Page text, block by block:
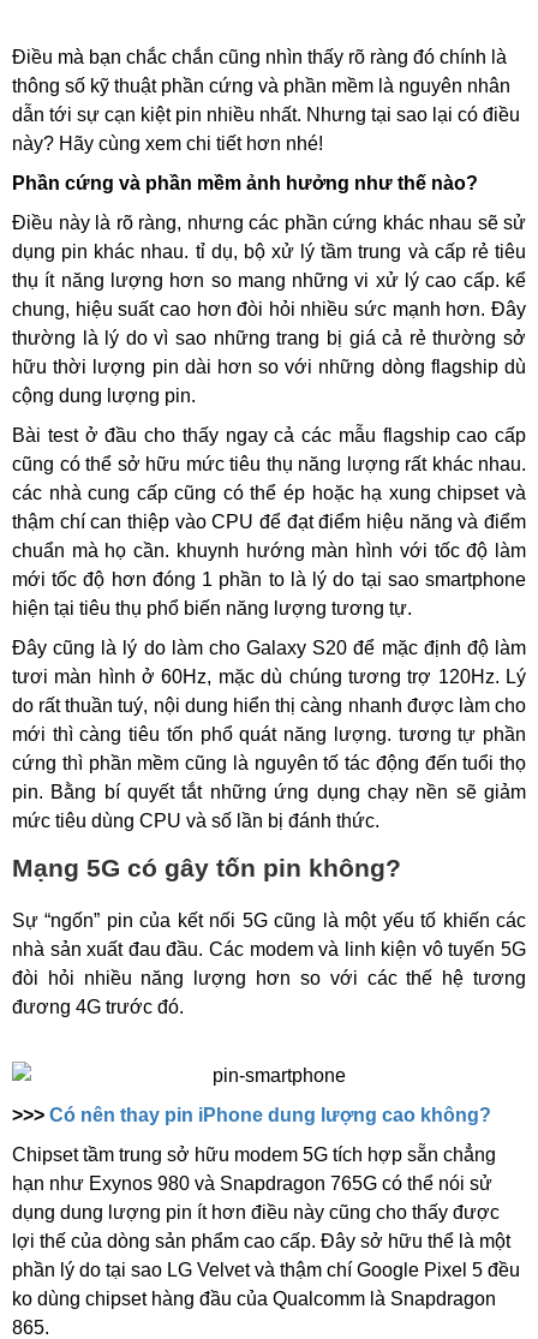
Điều mà bạn chắc chắn cũng nhìn thấy rõ ràng đó chính là
thông số kỹ thuật phần cứng và phần mềm là nguyên nhân
dẫn tới sự cạn kiệt pin nhiều nhất. Nhưng tại sao lại có điều
này? Hãy cùng xem chi tiết hơn nhé!
Phần cứng và phần mềm ảnh hưởng như thế nào?
Điều này là rõ ràng, nhưng các phần cứng khác nhau sẽ sử
dụng pin khác nhau. tỉ dụ, bộ xử lý tầm trung và cấp rẻ tiêu
thụ ít năng lượng hơn so mang những vi xử lý cao cấp. kể
chung, hiệu suất cao hơn đòi hỏi nhiều sức mạnh hơn. Đây
thường là lý do vì sao những trang bị giá cả rẻ thường sở
hữu thời lượng pin dài hơn so với những dòng flagship dù
cộng dung lượng pin.
Bài test ở đầu cho thấy ngay cả các mẫu flagship cao cấp
cũng có thể sở hữu mức tiêu thụ năng lượng rất khác nhau.
các nhà cung cấp cũng có thể ép hoặc hạ xung chipset và
thậm chí can thiệp vào CPU để đạt điểm hiệu năng và điểm
chuẩn mà họ cần. khuynh hướng màn hình với tốc độ làm
mới tốc độ hơn đóng 1 phần to là lý do tại sao smartphone
hiện tại tiêu thụ phổ biến năng lượng tương tự.
Đây cũng là lý do làm cho Galaxy S20 để mặc định độ làm
tươi màn hình ở 60Hz, mặc dù chúng tương trợ 120Hz. Lý
do rất thuần tuý, nội dung hiển thị càng nhanh được làm cho
mới thì càng tiêu tốn phổ quát năng lượng. tương tự phần
cứng thì phần mềm cũng là nguyên tố tác động đến tuổi thọ
pin. Bằng bí quyết tắt những ứng dụng chạy nền sẽ giảm
mức tiêu dùng CPU và số lần bị đánh thức.
Mạng 5G có gây tốn pin không?
Sự “ngốn” pin của kết nối 5G cũng là một yếu tố khiến các
nhà sản xuất đau đầu. Các modem và linh kiện vô tuyến 5G
đòi hỏi nhiều năng lượng hơn so với các thế hệ tương
đương 4G trước đó.
>>> Có nên thay pin iPhone dung lượng cao không?
Chipset tầm trung sở hữu modem 5G tích hợp sẵn chẳng
hạn như Exynos 980 và Snapdragon 765G có thể nói sử
dụng dung lượng pin ít hơn điều này cũng cho thấy được
lợi thế của dòng sản phẩm cao cấp. Đây sở hữu thể là một
phần lý do tại sao LG Velvet và thậm chí Google Pixel 5 đều
ko dùng chipset hàng đầu của Qualcomm là Snapdragon
865.